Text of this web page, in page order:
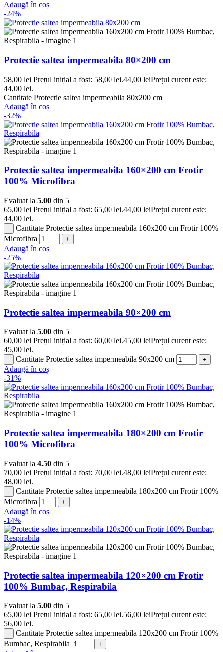
Adaugă în coș
-24%
Protectie saltea impermeabila 80×200 cm
58,00lei Prețul inițial a fost: 58,00 lei.44,00 leiPrețul curent este:
44,00 lei.
Cantitate Protectie saltea impermeabila 80x200 cm
Adaugă în coș
-32%
Protectie saltea impermeabila 160×200 cm Frotir
100% Microfibra
Evaluat la 5.00 din 5
65,00lei Prețul inițial a fost: 65,00 lei.44,00 leiPrețul curent este:
44,00 lei.
Cantitate Protectie saltea impermeabila 160x200 cm Frotir 100%
Microfibra
Adaugă în coș
-25%
Protectie saltea impermeabila 90×200 cm
Evaluat la 5.00 din 5
60,00lei Prețul inițial a fost: 60,00 lei.45,00 leiPrețul curent este:
45,00 lei.
Cantitate Protectie saltea impermeabila 90x200 cm
Adaugă în coș
-31%
Protectie saltea impermeabila 180×200 cm Frotir
100% Microfibra
Evaluat la 4.50 din 5
70,00lei Prețul inițial a fost: 70,00 lei.48,00 leiPrețul curent este:
48,00 lei.
Cantitate Protectie saltea impermeabila 180x200 cm Frotir 100%
Microfibra
Adaugă în coș
-14%
Protectie saltea impermeabila 120×200 cm Frotir
100% Bumbac, Respirabila
Evaluat la 5.00 din 5
65,00lei Prețul inițial a fost: 65,00 lei.56,00 leiPrețul curent este:
56,00 lei.
Cantitate Protectie saltea impermeabila 120x200 cm Frotir 100%
Bumbac, Respirabila